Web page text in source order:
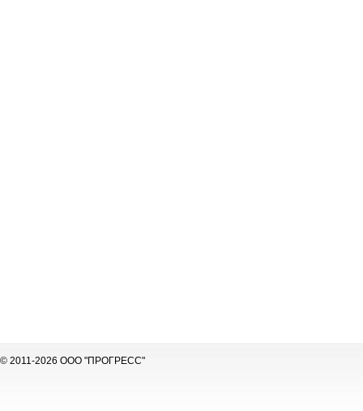
© 2011-2026 ООО "ПРОГРЕСС"